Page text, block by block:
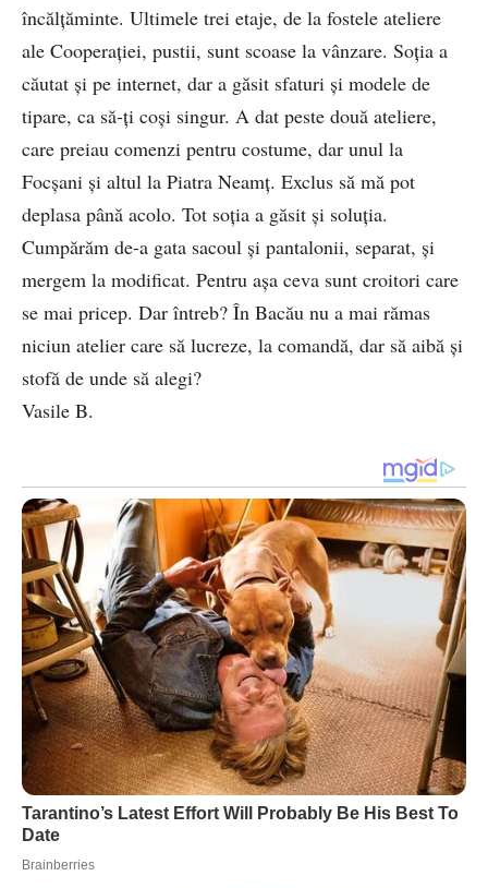
încălțăminte. Ultimele trei etaje, de la fostele ateliere
ale Cooperației, pustii, sunt scoase la vânzare. Soția a
căutat și pe internet, dar a găsit sfaturi și modele de
tipare, ca să-ți coși singur. A dat peste două ateliere,
care preiau comenzi pentru costume, dar unul la
Focșani și altul la Piatra Neamț. Exclus să mă pot
deplasa până acolo. Tot soția a găsit și soluția.
Cumpărăm de-a gata sacoul și pantalonii, separat, și
mergem la modificat. Pentru așa ceva sunt croitori care
se mai pricep. Dar întreb? În Bacău nu a mai rămas
niciun atelier care să lucreze, la comandă, dar să aibă și
stofă de unde să alegi?
Vasile B.